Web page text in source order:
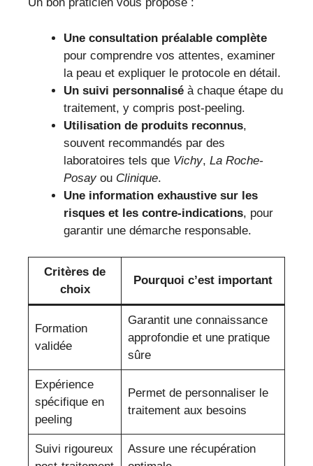
Une consultation préalable complète
pour comprendre vos attentes, examiner
la peau et expliquer le protocole en détail.
Un suivi personnalisé à chaque étape du
traitement, y compris post-peeling.
Utilisation de produits reconnus,
souvent recommandés par des
laboratoires tels que Vichy, La Roche-
Posayou Clinique.
Une information exhaustive sur les
risques et les contre-indications, pour
garantir une démarche responsable.
Critères de
choix
Pourquoi c’est important
Formation
validée
Garantit une connaissance
approfondie et une pratique
sûre
Expérience
spécifique en
peeling
Permet de personnaliser le
traitement aux besoins
Suivi rigoureux
Assure une récupération